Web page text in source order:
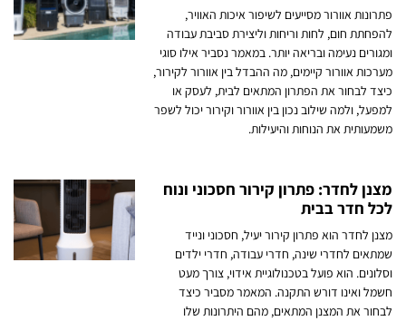
פתרונות אוורור מסייעים לשיפור איכות האוויר,
להפחתת חום, לחות וריחות וליצירת סביבת עבודה
ומגורים נעימה ובריאה יותר. במאמר נסביר אילו סוגי
מערכות אוורור קיימים, מה ההבדל בין אוורור לקירור,
כיצד לבחור את הפתרון המתאים לבית, לעסק או
למפעל, ולמה שילוב נכון בין אוורור וקירור יכול לשפר
משמעותית את הנוחות והיעילות.
מצנן לחדר: פתרון קירור חסכוני ונוח
לכל חדר בבית
מצנן לחדר הוא פתרון קירור יעיל, חסכוני ונייד
שמתאים לחדרי שינה, חדרי עבודה, חדרי ילדים
וסלונים. הוא פועל בטכנולוגיית אידוי, צורך מעט
חשמל ואינו דורש התקנה. המאמר מסביר כיצד
לבחור את המצנן המתאים, מהם היתרונות שלו